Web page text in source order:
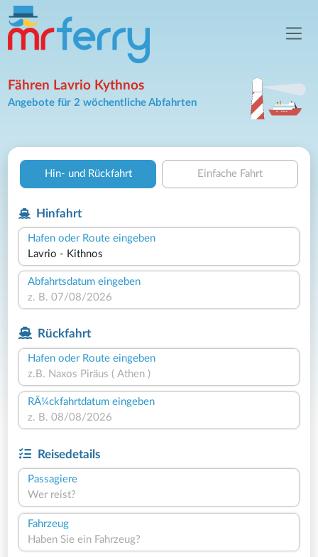
Fähren Lavrio Kythnos
Angebote für 2 wöchentliche Abfahrten
Hin- und Rückfahrt Einfache Fahrt
Hinfahrt
Hafen oder Route eingeben
Abfahrtsdatum eingeben
Rückfahrt
Hafen oder Route eingeben
RÃ¼ckfahrtdatum eingeben
Reisedetails
Passagiere
Wer reist?
Fahrzeug
Haben Sie ein Fahrzeug?